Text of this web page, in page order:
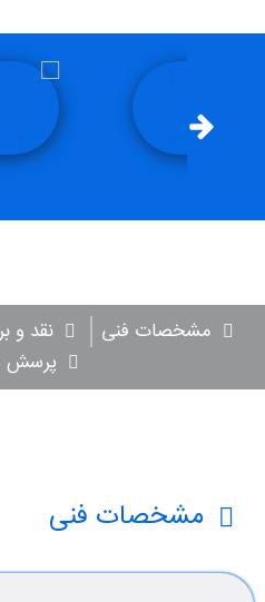
مشخصات فنی نقد و
پرسش
مشخصات فنی